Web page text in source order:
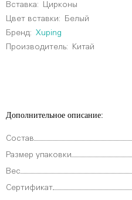
Вставка: Цирконы
Цвет вставки:
Белый
Бренд:
Xuping
Производитель: Китай
Дополнительное описание:
Состав
Размер упаковки
Вес
Сертификат